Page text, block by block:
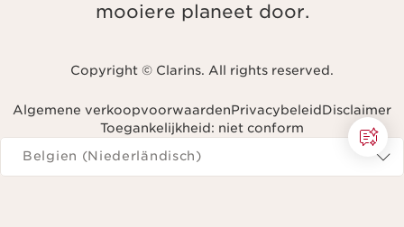
mooiere planeet door.
Copyright © Clarins. All rights reserved.
Algemene verkoopvoorwaardenPrivacybeleidDisclaimer
Toegankelijkheid: niet conform
Navigeren naar
Belgien (Niederländisch)